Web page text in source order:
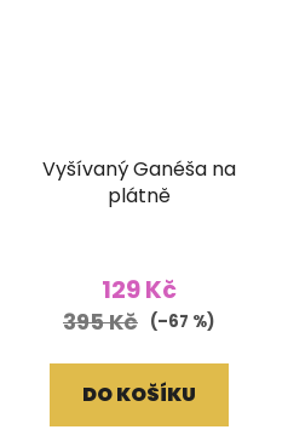
Vyšívaný Ganéša na
plátně
129 Kč
395 Kč (–67 %)
DO KOŠÍKU